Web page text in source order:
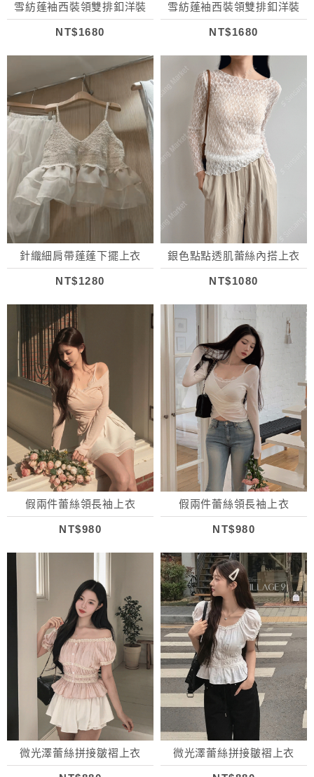
雪紡蓬袖西裝領雙排釦洋裝
NT$1680
雪紡蓬袖西裝領雙排釦洋裝
NT$1680
針織細肩帶蓬蓬下擺上衣
NT$1280
銀色點點透肌蕾絲內搭上衣
NT$1080
假兩件蕾絲領長袖上衣
NT$980
假兩件蕾絲領長袖上衣
NT$980
微光澤蕾絲拼接皺褶上衣 微光澤蕾絲拼接皺褶上衣